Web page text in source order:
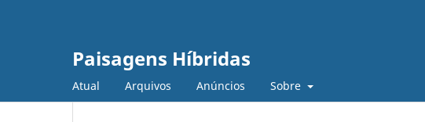
Paisagens Híbridas
Atual Arquivos Anúncios Sobre